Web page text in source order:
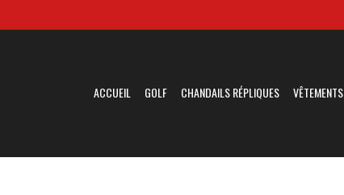
ACCUEIL GOLF CHANDAILS RÉPLIQUES VÊTEMENTS